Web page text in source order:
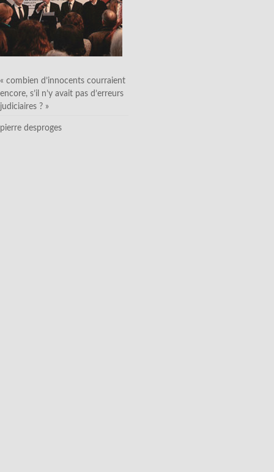
« combien d’innocents courraient
encore, s’il n’y avait pas d’erreurs
judiciaires ? »
pierre desproges